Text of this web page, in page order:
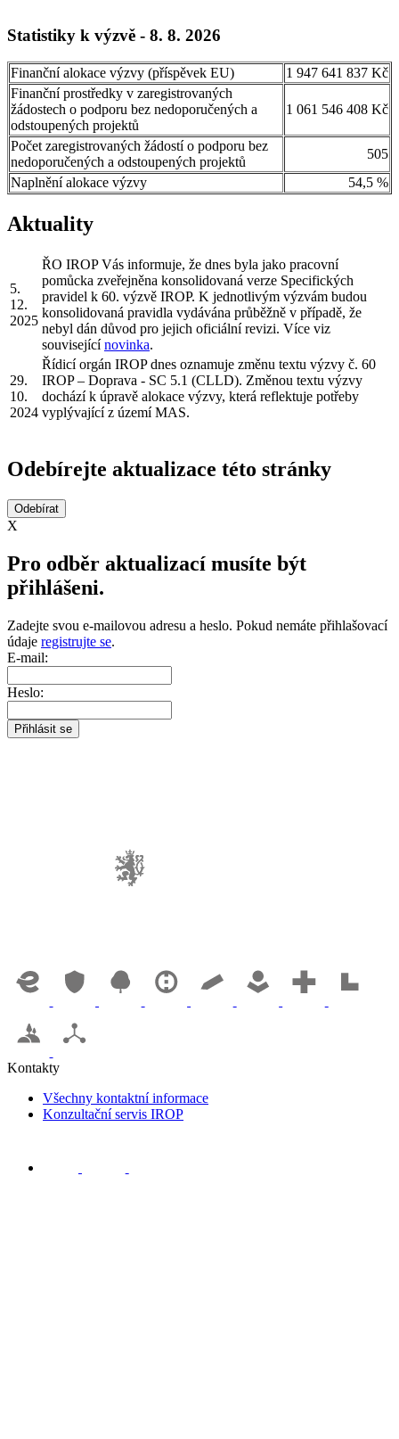
Statistiky k výzvě - 8. 8. 2026
Finanční alokace výzvy (příspěvek EU)
1 947 641 837 Kč
Finanční prostředky v zaregistrovaných
žádostech o podporu bez nedoporučených a
odstoupených projektů
1 061 546 408 Kč
Počet zaregistrovaných žádostí o podporu bez
nedoporučených a odstoupených projektů
505
Naplnění alokace výzvy
54,5 %
Aktuality
5.
12.
2025
ŘO IROP Vás informuje, že dnes byla jako pracovní
pomůcka zveřejněna konsolidovaná verze Specifických
pravidel k 60. výzvě IROP. K jednotlivým výzvám budou
konsolidovaná pravidla vydávána průběžně v případě, že
nebyl dán důvod pro jejich oficiální revizi. Více viz
souvisejícínovinka.
29.
10.
2024
Řídicí orgán IROP dnes oznamuje změnu textu výzvy č. 60
IROP – Doprava - SC 5.1 (CLLD). Změnou textu výzvy
dochází k úpravě alokace výzvy, která reflektuje potřeby
vyplývající z území MAS.
Odebírejte aktualizace této stránky
X
Pro odběr aktualizací musíte být
přihlášeni.
Zadejte svou e-mailovou adresu a heslo. Pokud nemáte přihlašovací
údaje registrujte se.
E-mail:
Heslo:
Kontakty
Všechny kontaktní informace
Konzultační servis IROP